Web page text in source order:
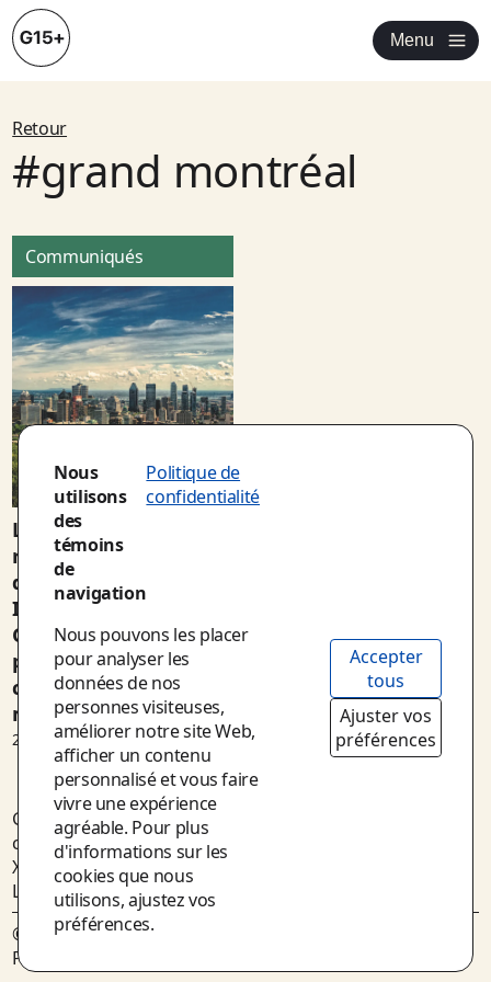
Menu
Retour
#grand montréal
Communiqués
Le collectif G15+ se
réjouit du
développement des
Indicateurs vitaux du
Grand Montréal pour
placer le bien-être au
cœur des politiques
métropolitaines
25 mai 2023
G15+
contact@g15plus.quebec
X
LinkedIn
©2022, G15+. Tous droits réservés.
Politique de confidentialité
Nous
utilisons
des
témoins
de
navigation
Politique de
confidentialité
Nous pouvons les placer
pour analyser les
données de nos
personnes visiteuses,
améliorer notre site Web,
afficher un contenu
personnalisé et vous faire
vivre une expérience
agréable. Pour plus
d'informations sur les
cookies que nous
utilisons, ajustez vos
préférences.
Accepter
tous
Ajuster vos
préférences